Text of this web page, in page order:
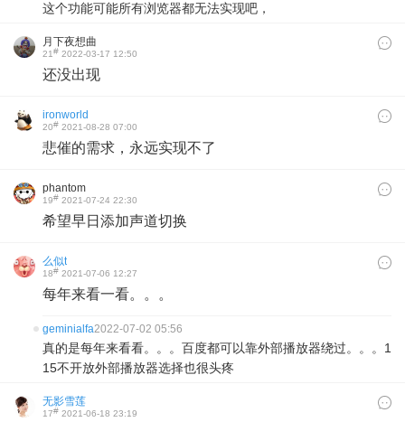
这个功能可能所有浏览器都无法实现吧，
月下夜想曲
21# 2022-03-17 12:50
还没出现
ironworld
20# 2021-08-28 07:00
悲催的需求，永远实现不了
phantom
19# 2021-07-24 22:30
希望早日添加声道切换
么似t
18# 2021-07-06 12:27
每年来看一看。。。
geminialfa2022-07-02 05:56
真的是每年来看看。。。百度都可以靠外部播放器绕过。。。1
15不开放外部播放器选择也很头疼
无影雪莲
17# 2021-06-18 23:19